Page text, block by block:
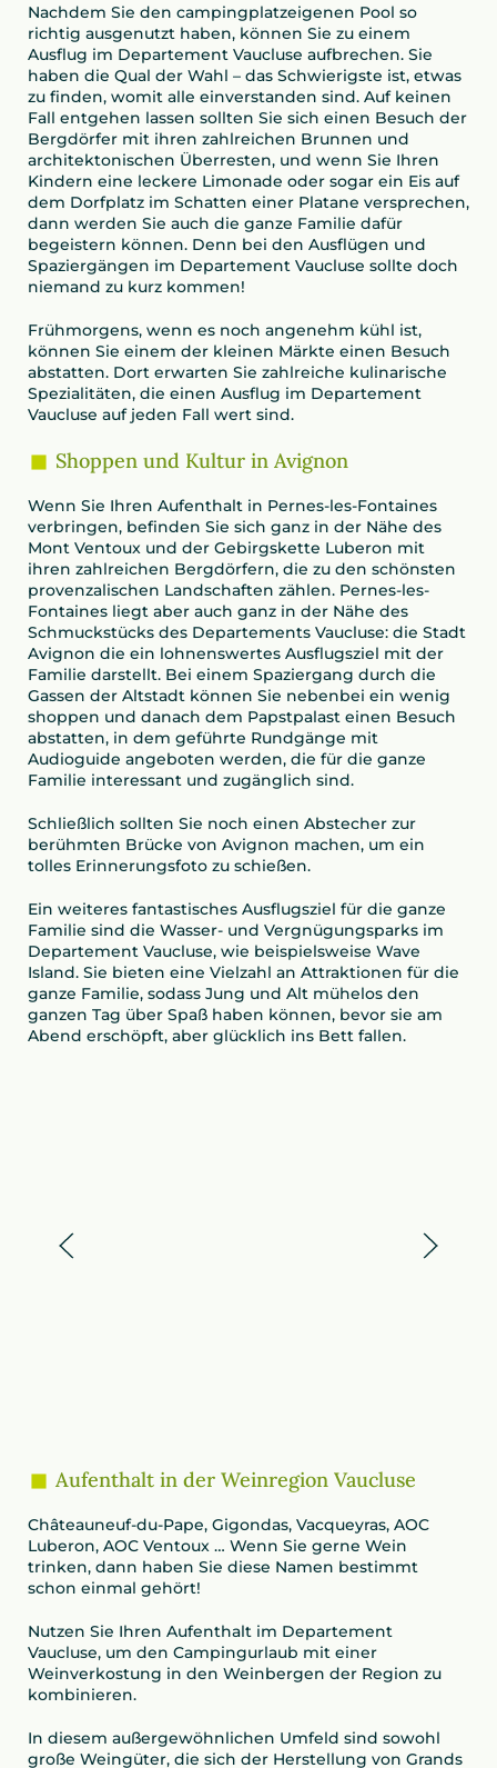
Nachdem Sie den campingplatzeigenen Pool so
richtig ausgenutzt haben, können Sie zu einem
Ausflug im Departement Vaucluse aufbrechen. Sie
haben die Qual der Wahl – das Schwierigste ist, etwas
zu finden, womit alle einverstanden sind. Auf keinen
Fall entgehen lassen sollten Sie sich einen Besuch der
Bergdörfer mit ihren zahlreichen Brunnen und
architektonischen Überresten, und wenn Sie Ihren
Kindern eine leckere Limonade oder sogar ein Eis auf
dem Dorfplatz im Schatten einer Platane versprechen,
dann werden Sie auch die ganze Familie dafür
begeistern können. Denn bei den Ausflügen und
Spaziergängen im Departement Vaucluse sollte doch
niemand zu kurz kommen!
Frühmorgens, wenn es noch angenehm kühl ist,
können Sie einem der kleinen Märkte einen Besuch
abstatten. Dort erwarten Sie zahlreiche kulinarische
Spezialitäten, die einen Ausflug im Departement
Vaucluse auf jeden Fall wert sind.
Shoppen und Kultur in Avignon
Wenn Sie Ihren Aufenthalt in Pernes-les-Fontaines
verbringen, befinden Sie sich ganz in der Nähe des
Mont Ventoux und der Gebirgskette Luberon mit
ihren zahlreichen Bergdörfern, die zu den schönsten
provenzalischen Landschaften zählen. Pernes-les-
Fontaines liegt aber auch ganz in der Nähe des
Schmuckstücks des Departements Vaucluse: die Stadt
Avignon die ein lohnenswertes Ausflugsziel mit der
Familie darstellt. Bei einem Spaziergang durch die
Gassen der Altstadt können Sie nebenbei ein wenig
shoppen und danach dem Papstpalast einen Besuch
abstatten, in dem geführte Rundgänge mit
Audioguide angeboten werden, die für die ganze
Familie interessant und zugänglich sind.
Schließlich sollten Sie noch einen Abstecher zur
berühmten Brücke von Avignon machen, um ein
tolles Erinnerungsfoto zu schießen.
Ein weiteres fantastisches Ausflugsziel für die ganze
Familie sind die Wasser- und Vergnügungsparks im
Departement Vaucluse, wie beispielsweise Wave
Island. Sie bieten eine Vielzahl an Attraktionen für die
ganze Familie, sodass Jung und Alt mühelos den
ganzen Tag über Spaß haben können, bevor sie am
Abend erschöpft, aber glücklich ins Bett fallen.
Aufenthalt in der Weinregion Vaucluse
Châteauneuf-du-Pape, Gigondas, Vacqueyras, AOC
Luberon, AOC Ventoux … Wenn Sie gerne Wein
trinken, dann haben Sie diese Namen bestimmt
schon einmal gehört!
Nutzen Sie Ihren Aufenthalt im Departement
Vaucluse, um den Campingurlaub mit einer
Weinverkostung in den Weinbergen der Region zu
kombinieren.
In diesem außergewöhnlichen Umfeld sind sowohl
große Weingüter, die sich der Herstellung von Grands